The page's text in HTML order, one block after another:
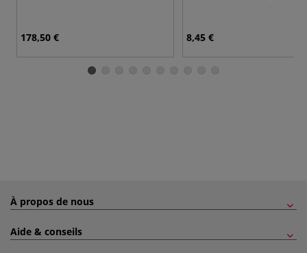
178,50 € 8,45 €
À propos de nous
Aide & conseils